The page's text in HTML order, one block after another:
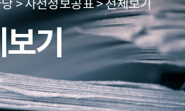
> 사전정보공표 > 전체보기
기